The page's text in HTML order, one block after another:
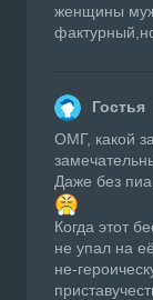
женщины
Гостья
ОМГ, какой
Даже без
Когда этот
не упал на
не-